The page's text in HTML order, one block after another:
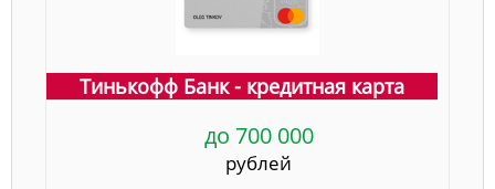
Тинькофф Банк - кредитная карта
до 700 000
рублей